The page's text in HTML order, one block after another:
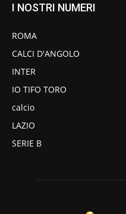
I NOSTRI NUMERI
ROMA
CALCI D'ANGOLO
INTER
IO TIFO TORO
calcio
LAZIO
SERIE B